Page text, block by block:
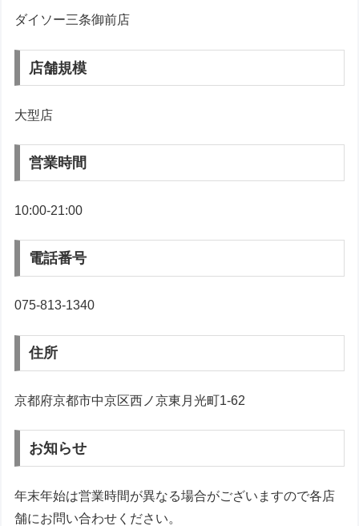
ダイソー三条御前店
店舗規模
大型店
営業時間
10:00-21:00
電話番号
075-813-1340
住所
京都府京都市中京区西ノ京東月光町1-62
お知らせ
年末年始は営業時間が異なる場合がございますので各店
舗にお問い合わせください。